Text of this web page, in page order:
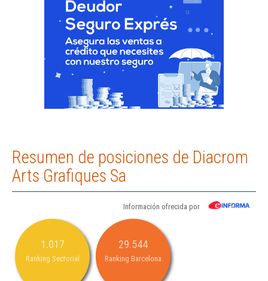
Resumen de posiciones de Diacrom
Arts Grafiques Sa
Información ofrecida por
1.017
Ranking Sectorial
29.544
Ranking Barcelona